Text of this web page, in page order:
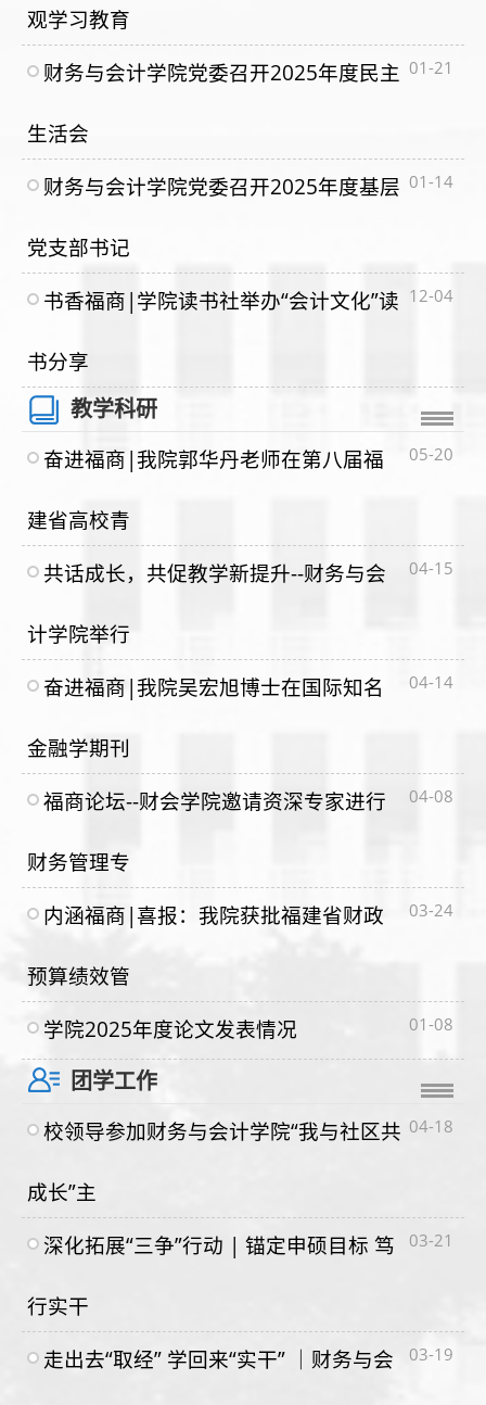
观学习教育
01-21
财务与会计学院党委召开2025年度民主
生活会
01-14
财务与会计学院党委召开2025年度基层
党支部书记
12-04
书香福商|学院读书社举办“会计文化”读
书分享
教学科研
05-20
奋进福商|我院郭华丹老师在第八届福
建省高校青
04-15
共话成长，共促教学新提升--财务与会
计学院举行
04-14
奋进福商|我院吴宏旭博士在国际知名
金融学期刊
04-08
福商论坛--财会学院邀请资深专家进行
财务管理专
03-24
内涵福商|喜报：我院获批福建省财政
预算绩效管
01-08
学院2025年度论文发表情况
团学工作
04-18
校领导参加财务与会计学院“我与社区共
成长”主
03-21
深化拓展“三争”行动 | 锚定申硕目标 笃
行实干
03-19
走出去“取经” 学回来“实干” ｜财务与会